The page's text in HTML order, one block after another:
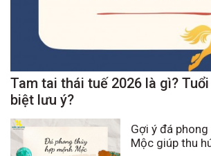
Tam tai thái tuế 2026 là gì?
biệt lưu ý?
Gợi ý đá
Mộc giúp thu